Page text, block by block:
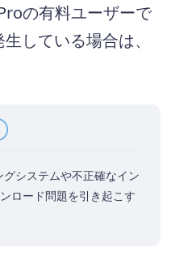
の有料ユーザーで
している場合は、
システムや不正確なイン
ロード問題を引き起こす